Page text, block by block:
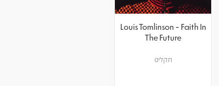
Louis Tomlinson - Faith In
The Future
תקליט